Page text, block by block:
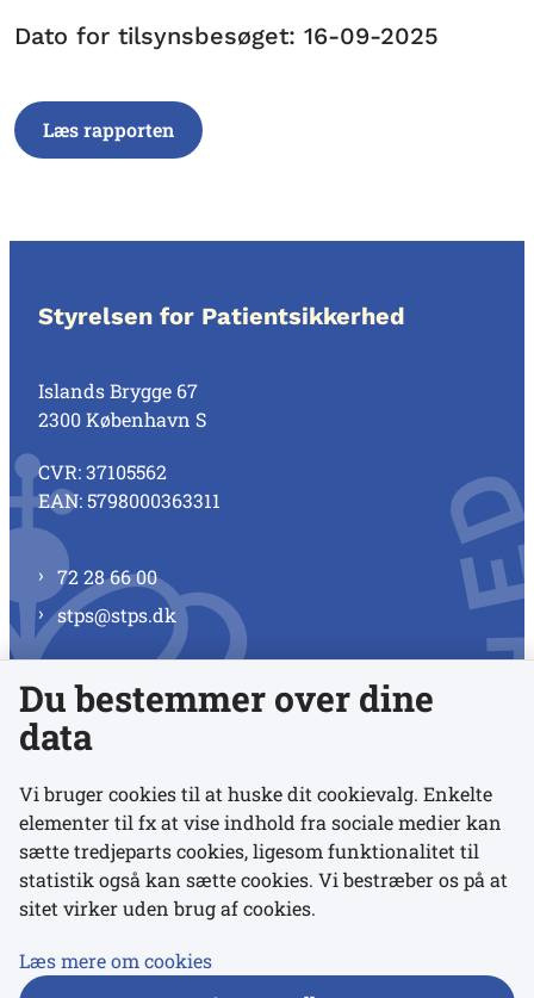
Dato for tilsynsbesøget: 16-09-2025
Læs rapporten
Styrelsen for Patientsikkerhed
Islands Brygge 67
2300 København S
CVR: 37105562
EAN: 5798000363311
72 28 66 00
stps@stps.dk
Se alle kontaktnumre
Links
Udgivelser
Du bestemmer over dine
data
Vi bruger cookies til at huske dit cookievalg. Enkelte
elementer til fx at vise indhold fra sociale medier kan
sætte tredjeparts cookies, ligesom funktionalitet til
statistik også kan sætte cookies. Vi bestræber os på at
sitet virker uden brug af cookies.
Læs mere om cookies